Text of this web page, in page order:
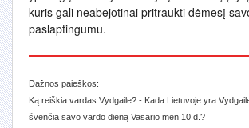
kuris gali neabejotinai pritraukti dėmesį
paslaptingumu.
Dažnos paieškos:
Ką reiškia vardas Vydgaile? - Kada Lietuvoje yra
švenčia savo vardo dieną Vasario mėn 10 d.?